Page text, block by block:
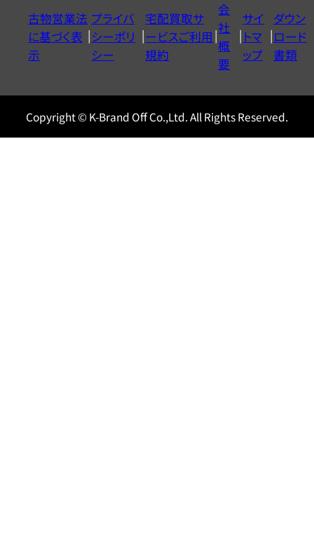
ヤ
ル
0120604117
古物営業法
に基づく表
示
プライバ
シーポリ
シー
宅配買取サ
ービスご利用
規約
会
社
概
要
サイ
トマ
ップ
ダウン
ロード
書類
Copyright © K-Brand Off Co.,Ltd. All Rights Reserved.